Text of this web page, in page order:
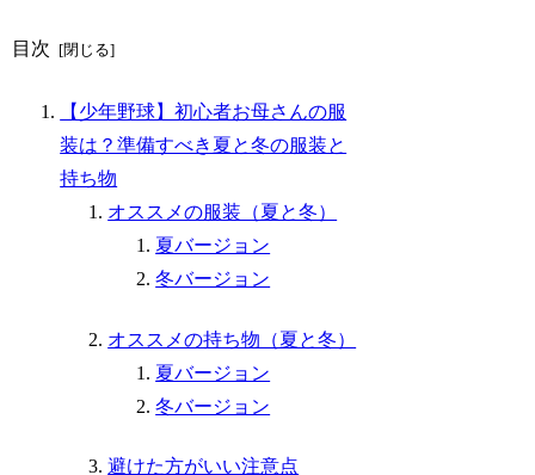
目次
【少年野球】初心者お母さんの服
装は？準備すべき夏と冬の服装と
持ち物
オススメの服装（夏と冬）
夏バージョン
冬バージョン
オススメの持ち物（夏と冬）
夏バージョン
冬バージョン
避けた方がいい注意点